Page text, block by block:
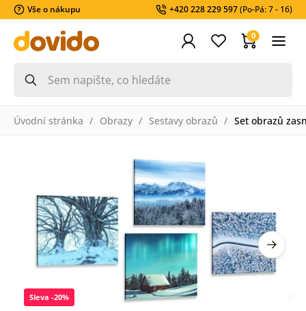
Vše o nákupu +420 228 229 597(Po-Pá: 7 - 16)
0
Úvodní stránka Obrazy Sestavy obrazů Set obrazů
Sleva -20%